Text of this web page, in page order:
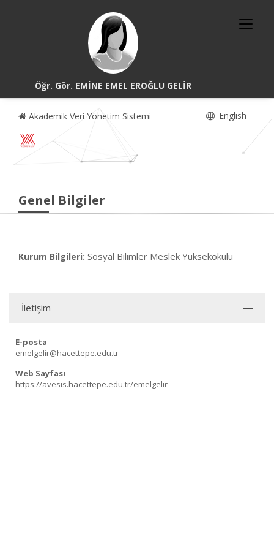
Öğr. Gör. EMİNE EMEL EROĞLU GELİR
Akademik Veri Yönetim Sistemi English
Genel Bilgiler
Kurum Bilgileri: Sosyal Bilimler Meslek Yüksekokulu
İletişim
E-posta
emelgelir@hacettepe.edu.tr
Web Sayfası
https://avesis.hacettepe.edu.tr/emelgelir